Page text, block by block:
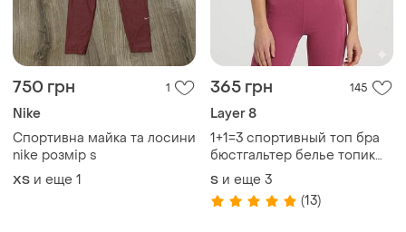
750 грн 1
Nike
Спортивна майка та лосини
nike розмір s
ХS и еще 1
365 грн 145
Layer 8
1+1=3 спортивный топ бра
бюстгальтер белье топик
майка черная базовая
спорт сток layer 8
S и еще 3
(13)